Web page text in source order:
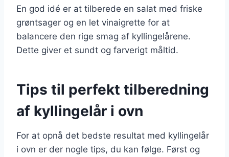
En god idé er at tilberede en salat med friske
grøntsager og en let vinaigrette for at
balancere den rige smag af kyllingelårene.
Dette giver et sundt og farverigt måltid.
Tips til perfekt tilberedning
af kyllingelår i ovn
For at opnå det bedste resultat med kyllingelår
i ovn er der nogle tips, du kan følge. Først og